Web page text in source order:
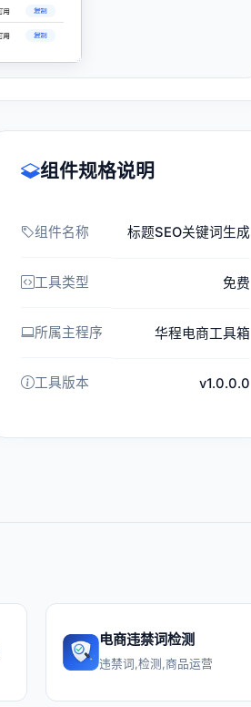
组件规格说明
组件名称 标题SEO关键词生成
工具类型 免费
所属主程序 华程电商工具箱
工具版本 v1.0.0.0
电商违禁词检测
违禁词,检测,商品运营